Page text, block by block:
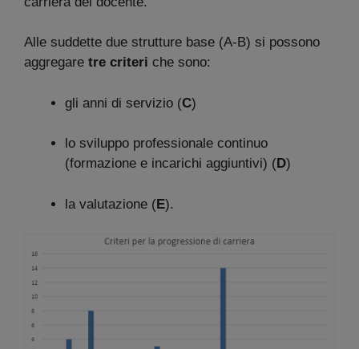
Alle suddette due strutture base (A-B) si possono
aggregare tre criteri che sono:
gli anni di servizio (C)
lo sviluppo professionale continuo
(formazione e incarichi aggiuntivi) ( D)
la valutazione (E).